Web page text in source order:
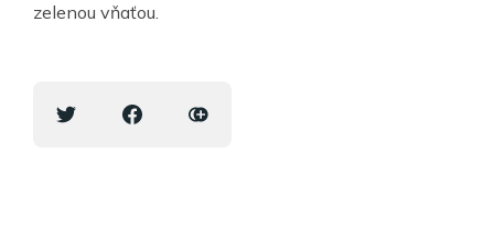
zelenou vňaťou.